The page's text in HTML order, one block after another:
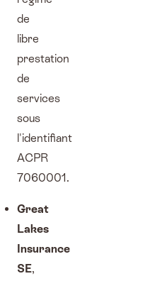
de
libre
prestation
de
services
sous
l'identifiant
ACPR
7060001.
Great
Lakes
Insurance
SE,